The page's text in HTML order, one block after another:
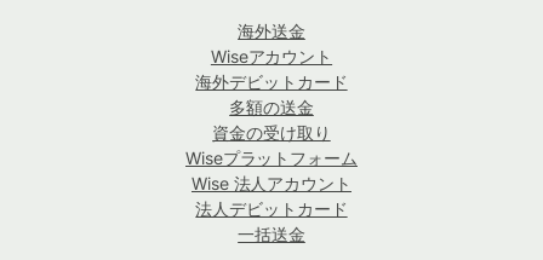
海外送金
Wiseアカウント
海外デビットカード
多額の送金
資金の受け取り
Wiseプラットフォーム
Wise 法人アカウント
法人デビットカード
一括送金